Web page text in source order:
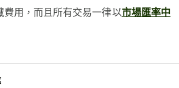
費用，而且所有交易一律以市場匯率中